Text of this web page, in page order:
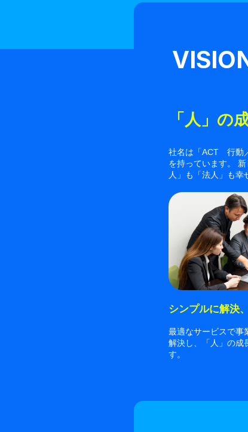
「人」の
社名は「ACT 行動
を持っています。
人」も「法人」も幸
シンプルに解決
最適なサービスで事
解決し、「人」の成
す。